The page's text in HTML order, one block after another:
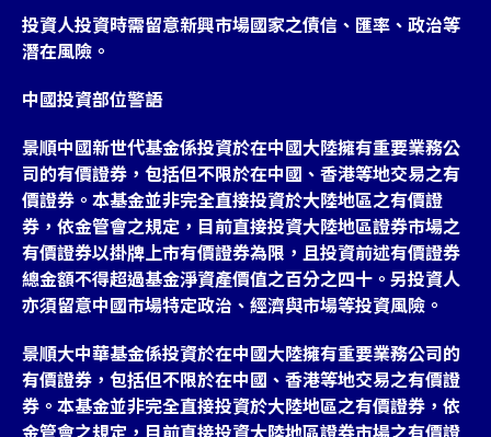
投資人投資時需留意新興市場國家之債信、匯率、政治等
潛在風險。
中國投資部位警語
景順中國新世代基金係投資於在中國大陸擁有重要業務公
司的有價證券，包括但不限於在中國、香港等地交易之有
價證券。本基金並非完全直接投資於大陸地區之有價證
券，依金管會之規定，目前直接投資大陸地區證券市場之
有價證券以掛牌上市有價證券為限，且投資前述有價證券
總金額不得超過基金淨資產價值之百分之四十。另投資人
亦須留意中國市場特定政治、經濟與市場等投資風險。
景順大中華基金係投資於在中國大陸擁有重要業務公司的
有價證券，包括但不限於在中國、香港等地交易之有價證
券。本基金並非完全直接投資於大陸地區之有價證券，依
金管會之規定，目前直接投資大陸地區證券市場之有價證